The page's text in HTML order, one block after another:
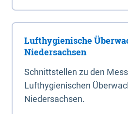
Lufthygienische
Niedersachsen
Schnittstellen zu den
Lufthygienischen
Niedersachsen.